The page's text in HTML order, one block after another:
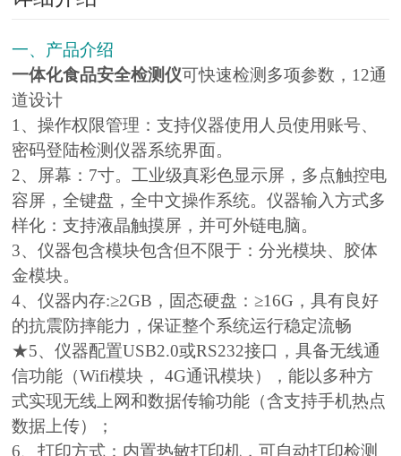
一、产品介绍
一体化食品安全检测仪可快速检测多项参数，12通
道设计
1、操作权限管理：支持仪器使用人员使用账号、
密码登陆检测仪器系统界面。
2、屏幕：7寸。工业级真彩色显示屏，多点触控电
容屏，全键盘，全中文操作系统。仪器输入方式多
样化：支持液晶触摸屏，并可外链电脑。
3、仪器包含模块包含但不限于：分光模块、胶体
金模块。
4、仪器内存:≥2GB，固态硬盘：≥16G，具有良好
的抗震防摔能力，保证整个系统运行稳定流畅
★5、仪器配置USB2.0或RS232接口，具备无线通
信功能（Wifi模块， 4G通讯模块），能以多种方
式实现无线上网和数据传输功能（含支持手机热点
数据上传）；
6、打印方式：内置热敏打印机，可自动打印检测